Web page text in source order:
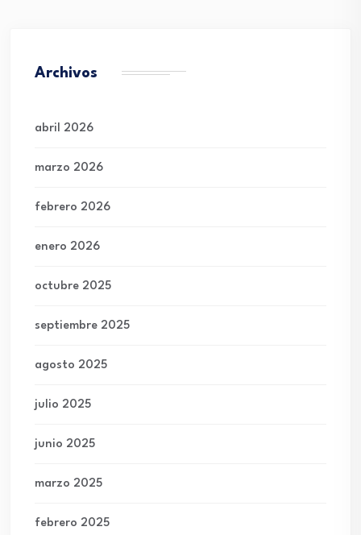
Archivos
abril 2026
marzo 2026
febrero 2026
enero 2026
octubre 2025
septiembre 2025
agosto 2025
julio 2025
junio 2025
marzo 2025
febrero 2025